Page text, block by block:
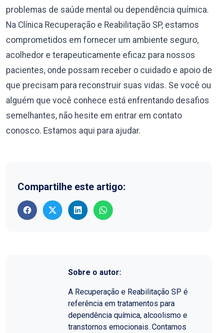
problemas de saúde mental ou dependência química.
Na Clínica Recuperação e Reabilitação SP, estamos
comprometidos em fornecer um ambiente seguro,
acolhedor e terapeuticamente eficaz para nossos
pacientes, onde possam receber o cuidado e apoio de
que precisam para reconstruir suas vidas. Se você ou
alguém que você conhece está enfrentando desafios
semelhantes, não hesite em entrar em contato
conosco. Estamos aqui para ajudar.
Compartilhe este artigo:
Sobre o autor:
A Recuperação e Reabilitação SP é
referência em tratamentos para
dependência química, alcoolismo e
transtornos emocionais. Contamos